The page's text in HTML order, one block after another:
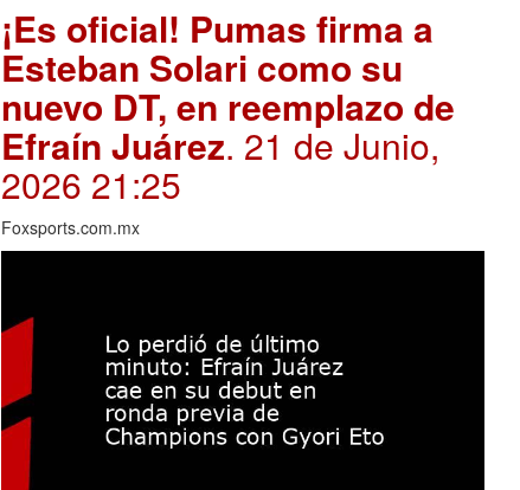
¡Es oficial! Pumas firma a
Esteban Solari como su
nuevo DT, en reemplazo de
Efraín Juárez. 21 de Junio,
2026 21:25
Foxsports.com.mx